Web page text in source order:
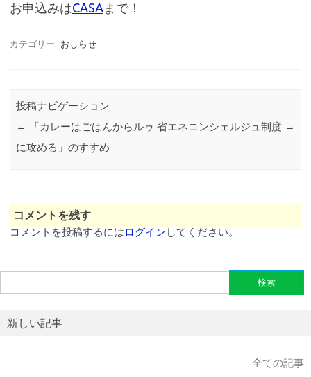
お申込みはCASA まで！
カテゴリー: おしらせ
投稿ナビゲーション
←
「カレーはごはんからルゥ
に攻める」のすすめ
省エネコンシェルジュ制度 →
コメントを残す
コメントを投稿するにはログイン してください。
索:
新しい記事
全ての記事